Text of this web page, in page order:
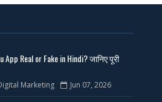
App Real or Fake in Hindi? जानिए पूरी
Marketing Jun 07, 2026